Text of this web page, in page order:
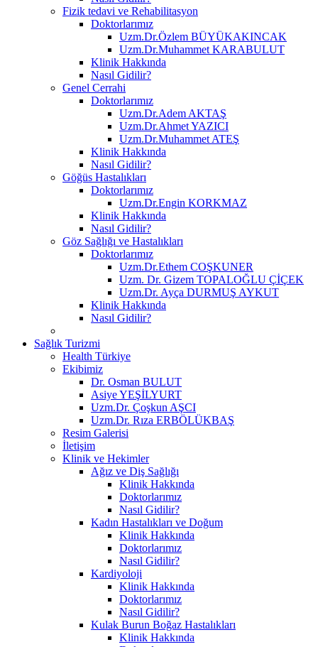
Fizik tedavi ve Rehabilitasyon
Doktorlarımız
Uzm.Dr.Özlem BÜYÜKAKINCAK
Uzm.Dr.Muhammet KARABULUT
Klinik Hakkında
Nasıl Gidilir?
Genel Cerrahi
Doktorlarımız
Uzm.Dr.Adem AKTAŞ
Uzm.Dr.Ahmet YAZICI
Uzm.Dr.Muhammet ATEŞ
Klinik Hakkında
Nasıl Gidilir?
Göğüs Hastalıkları
Doktorlarımız
Uzm.Dr.Engin KORKMAZ
Klinik Hakkında
Nasıl Gidilir?
Göz Sağlığı ve Hastalıkları
Doktorlarımız
Uzm.Dr.Ethem COŞKUNER
Uzm. Dr. Gizem TOPALOĞLU ÇİÇEK
Uzm.Dr. Ayça DURMUŞ AYKUT
Klinik Hakkında
Nasıl Gidilir?
Sağlık Turizmi
Health Türkiye
Ekibimiz
Dr. Osman BULUT
Asiye YEŞİLYURT
Uzm.Dr. Çoşkun AŞCI
Uzm.Dr. Rıza ERBÖLÜKBAŞ
Resim Galerisi
İletişim
Klinik ve Hekimler
Ağız ve Diş Sağlığı
Klinik Hakkında
Doktorlarımız
Nasıl Gidilir?
Kadın Hastalıkları ve Doğum
Klinik Hakkında
Doktorlarımız
Nasıl Gidilir?
Kardiyoloji
Klinik Hakkında
Doktorlarımız
Nasıl Gidilir?
Kulak Burun Boğaz Hastalıkları
Klinik Hakkında